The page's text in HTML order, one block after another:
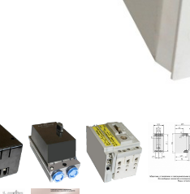
своевременно. Претензий
элементы опор высокого
заболонного слоя древесины
изделия (опоры ЛЭП),
моей памяти компания
и поставщик опор ЛЭП
ЛЭП такими документами.
с таким ответственным